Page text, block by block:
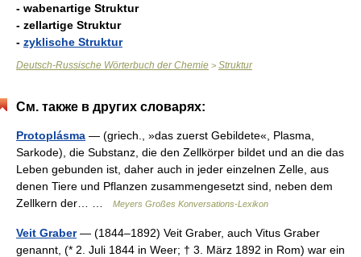
- wabenartige Struktur
- zellartige Struktur
- zyklische Struktur
Deutsch-Russische Wörterbuch der Chemie > Struktur
См. также в других словарях:
Protoplásma — (griech., »das zuerst Gebildete«, Plasma,
Sarkode), die Substanz, die den Zellkörper bildet und an die das
Leben gebunden ist, daher auch in jeder einzelnen Zelle, aus
denen Tiere und Pflanzen zusammengesetzt sind, neben dem
Zellkern der… …
Meyers Großes Konversations-Lexikon
Veit Graber— (1844–1892) Veit Graber, auch Vitus Graber
genannt, (* 2. Juli 1844 in Weer; † 3. März 1892 in Rom) war ein